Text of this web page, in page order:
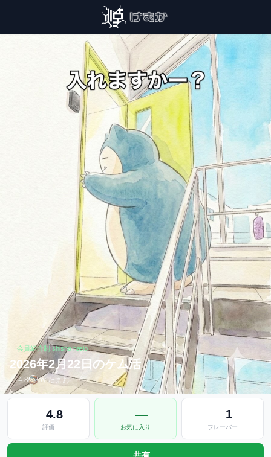
会員紹介制 shisha hælo
2026年2月22日のケム活
4.8 by たまお
4.8
評価
—
お気に入り
1
フレーバー